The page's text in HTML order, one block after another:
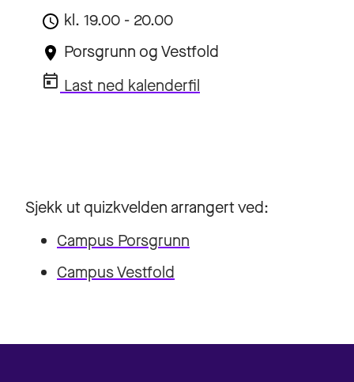
kl. 19.00 - 20.00
Porsgrunn og Vestfold
Last ned kalenderfil
Sjekk ut quizkvelden arrangert ved:
Campus Porsgrunn
Campus Vestfold